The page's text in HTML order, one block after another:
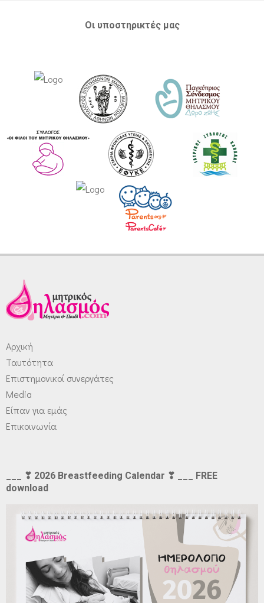
Οι υποστηρικτές μας
Αρχική
Ταυτότητα
Επιστημονικοί συνεργάτες
Media
Είπαν για εμάς
Επικοινωνία
___ ❣ 2026 Breastfeeding Calendar ❣ ___ FREE
download